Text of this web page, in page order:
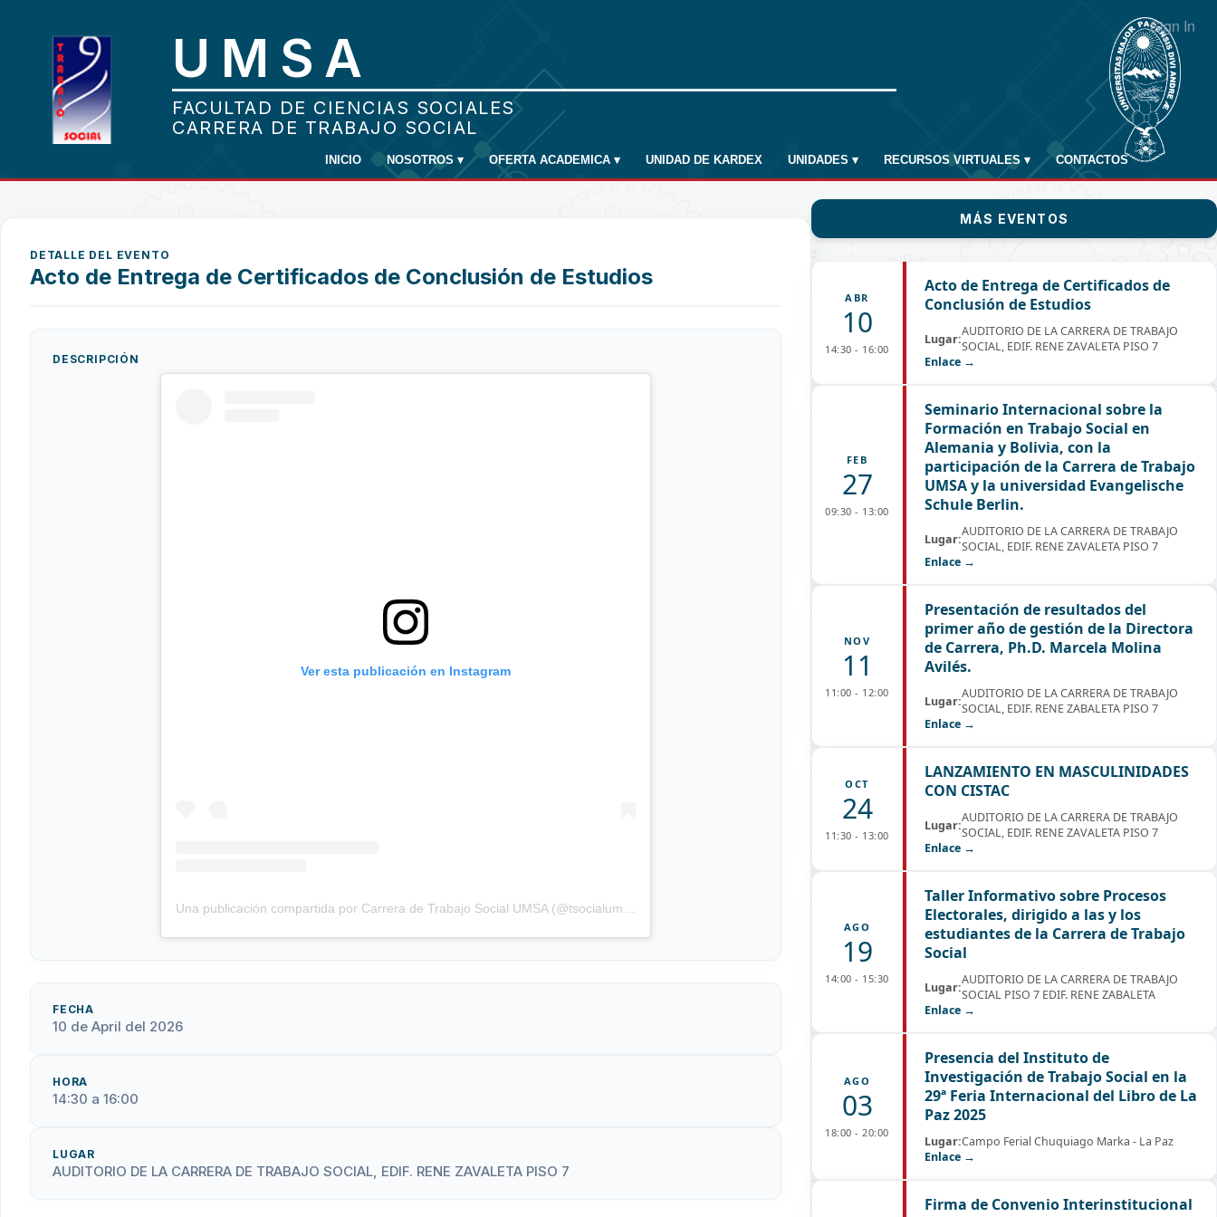
Sign In
INICIO NOSOTROS ▾ OFERTA ACADEMICA ▾ UNIDAD DE KARDEX UNIDADES ▾ RECURSOS VIRTUALES ▾ CONTACTOS
DETALLE DEL EVENTO
Acto de Entrega de Certificados de Conclusión de Estudios
DESCRIPCIÓN
Ver esta publicación en Instagram
FECHA
10 de April del 2026
HORA
14:30 a 16:00
LUGAR
AUDITORIO DE LA CARRERA DE TRABAJO SOCIAL, EDIF. RENE ZAVALETA PISO 7
MÁS EVENTOS
ABR
10
14:30 - 16:00
Acto de Entrega de Certificados de
Conclusión de Estudios
Lugar:AUDITORIO DE LA CARRERA DE TRABAJO
SOCIAL, EDIF. RENE ZAVALETA PISO 7
Enlace →
FEB
27
09:30 - 13:00
Seminario Internacional sobre la
Formación en Trabajo Social en
Alemania y Bolivia, con la
participación de la Carrera de Trabajo
UMSA y la universidad Evangelische
Schule Berlin.
Lugar:AUDITORIO DE LA CARRERA DE TRABAJO
SOCIAL, EDIF. RENE ZAVALETA PISO 7
Enlace →
NOV
11
11:00 - 12:00
Presentación de resultados del
primer año de gestión de la Directora
de Carrera, Ph.D. Marcela Molina
Avilés.
Lugar:AUDITORIO DE LA CARRERA DE TRABAJO
SOCIAL, EDIF. RENE ZABALETA PISO 7
Enlace →
OCT
24
11:30 - 13:00
LANZAMIENTO EN MASCULINIDADES
CON CISTAC
Lugar:AUDITORIO DE LA CARRERA DE TRABAJO
SOCIAL, EDIF. RENE ZAVALETA PISO 7
Enlace →
AGO
19
14:00 - 15:30
Taller Informativo sobre Procesos
Electorales, dirigido a las y los
estudiantes de la Carrera de Trabajo
Social
Lugar:AUDITORIO DE LA CARRERA DE TRABAJO
SOCIAL PISO 7 EDIF. RENE ZABALETA
Enlace →
AGO
03
18:00 - 20:00
Presencia del Instituto de
Investigación de Trabajo Social en la
29ª Feria Internacional del Libro de La
Paz 2025
Lugar:Campo Ferial Chuquiago Marka - La Paz
Enlace →
Firma de Convenio Interinstitucional